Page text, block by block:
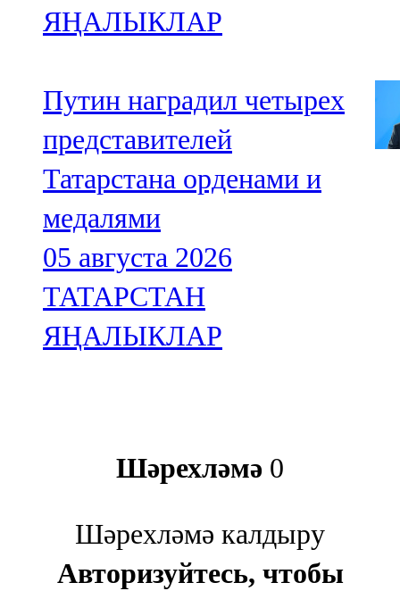
ЯҢАЛЫКЛАР
Путин наградил четырех
представителей
Татарстана орденами и
медалями
05 августа 2026
ТАТАРСТАН
ЯҢАЛЫКЛАР
Шәрехләмә 0
Шәрехләмә калдыру
Авторизуйтесь, чтобы